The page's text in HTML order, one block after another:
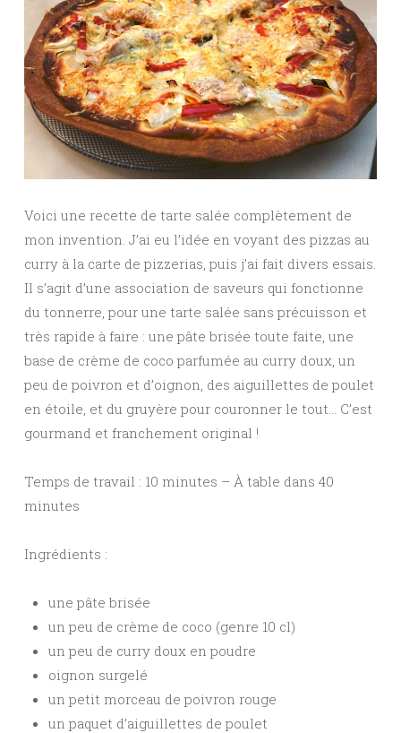
Voici une recette de tarte salée complètement de
mon invention. J’ai eu l’idée en voyant des pizzas au
curry à la carte de pizzerias, puis j’ai fait divers essais.
Il s’agit d’une association de saveurs qui fonctionne
du tonnerre, pour une tarte salée sans précuisson et
très rapide à faire : une pâte brisée toute faite, une
base de crème de coco parfumée au curry doux, un
peu de poivron et d’oignon, des aiguillettes de poulet
en étoile, et du gruyère pour couronner le tout… C’est
gourmand et franchement original !
Temps de travail : 10 minutes – À table dans 40
minutes
Ingrédients :
une pâte brisée
un peu de crème de coco (genre 10 cl)
un peu de curry doux en poudre
oignon surgelé
un petit morceau de poivron rouge
un paquet d’aiguillettes de poulet